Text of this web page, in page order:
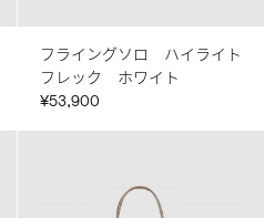
フライングソロ ハイライト
フレック ホワイト
¥53,900